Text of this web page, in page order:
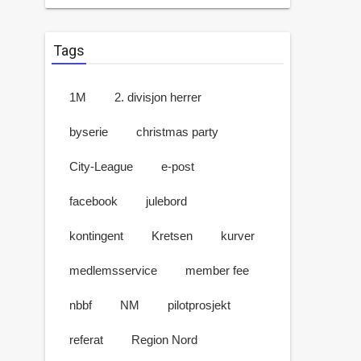
Tags
1M 2. divisjon herrer
byserie christmas party
City-League e-post
facebook julebord
kontingent Kretsen kurver
medlemsservice member fee
nbbf NM pilotprosjekt
referat Region Nord